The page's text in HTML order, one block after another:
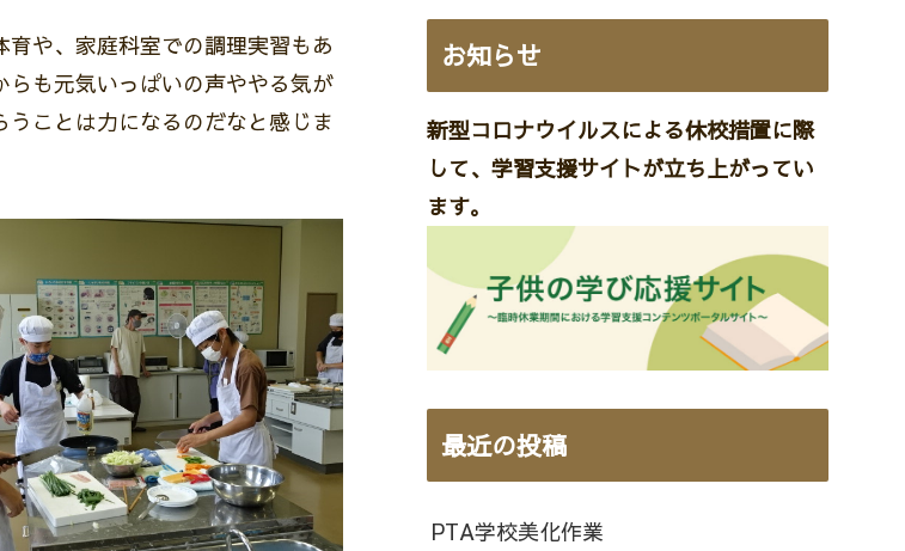
や、家庭科室での調理実習もあ
も元気いっぱいの声ややる気が
ことは力になるのだなと感じま
お知らせ
新型コロナウイルスによる休校措置に際
して、学習支援サイトが立ち上がってい
ます。
最近の投稿
PTA学校美化作業